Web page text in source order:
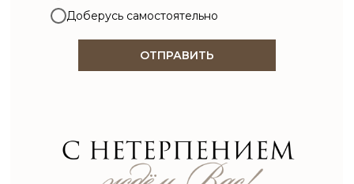
Доберусь самостоятельно
ОТПРАВИТЬ